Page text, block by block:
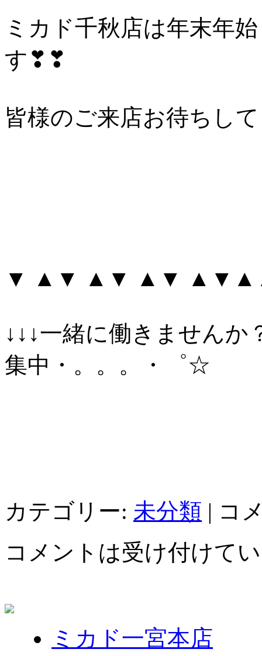
ミカド千秋店は年末年
す❣❣
皆様のご来店お待ちし
▼ ▲▼ ▲▼ ▲▼
↓↓↓一緒に働きません
集中・。。。・゜☆
カテゴリー: 未分類 | コ
コメントは受け付けて
ミカド一宮本店